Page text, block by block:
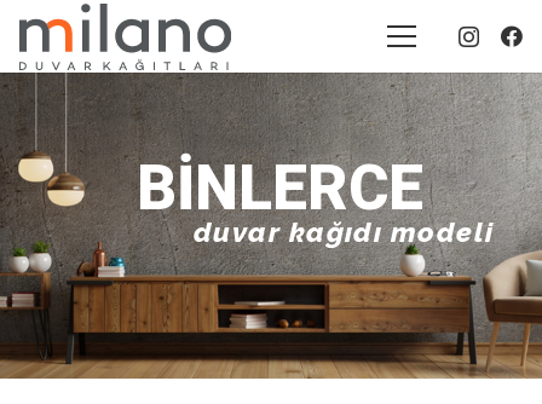
BINLERCE
duvar kağıdı modeli